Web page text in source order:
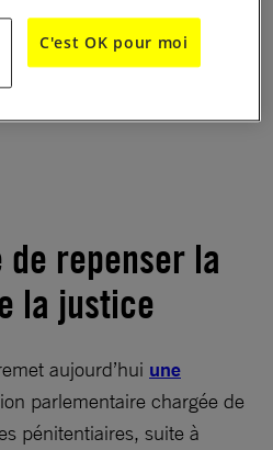
du Sud à s’aligner sur la
qui ont explicitement
de repenser la
la justice
aujourd’hui une
parlementaire chargée de
pénitentiaires, suite à
C'est OK pour moi